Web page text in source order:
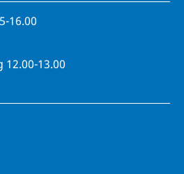
16.00
13.00